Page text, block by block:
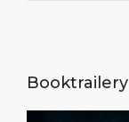
Booktrailery